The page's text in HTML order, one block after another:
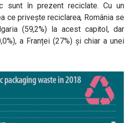
sunt în prezent reciclate. Cu un
ce privește reciclarea, România se
(59,2%) la acest capitol, dar
a Franței (27%) și chiar a unei